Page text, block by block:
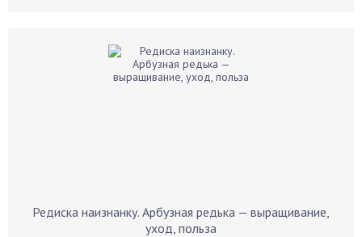
Редиска наизнанку. Арбузная редька — выращивание,
уход, польза